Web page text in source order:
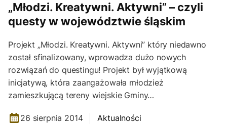
„Młodzi. Kreatywni. Aktywni” – czyli
questy w województwie śląskim
Projekt „Młodzi. Kreatywni. Aktywni” który niedawno
został sfinalizowany, wprowadza dużo nowych
rozwiązań do questingu! Projekt był wyjątkową
inicjatywą, która zaangażowała młodzież
zamieszkującą tereny wiejskie Gminy…
26 sierpnia 2014 Aktualności